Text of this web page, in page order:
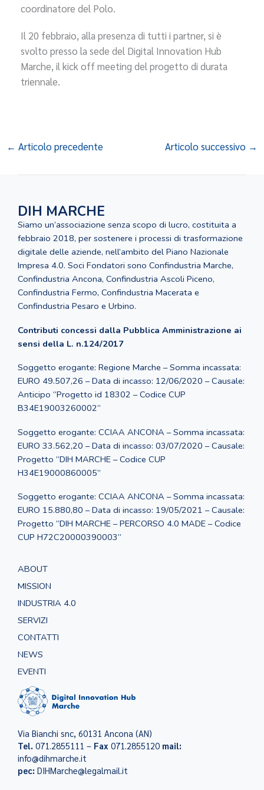
coordinatore del Polo.
Il 20 febbraio, alla presenza di tutti i partner, si è
svolto presso la sede del Digital Innovation Hub
Marche, il kick off meeting del progetto di durata
triennale.
← Articolo precedente Articolo successivo →
DIH MARCHE
Siamo un’associazione senza scopo di lucro, costituita a
febbraio 2018, per sostenere i processi di trasformazione
digitale delle aziende, nell’ambito del Piano Nazionale
Impresa 4.0. Soci Fondatori sono Confindustria Marche,
Confindustria Ancona, Confindustria Ascoli Piceno,
Confindustria Fermo, Confindustria Macerata e
Confindustria Pesaro e Urbino.
Contributi concessi dalla Pubblica Amministrazione ai
sensi della L. n.124/2017
Soggetto erogante: Regione Marche – Somma incassata:
EURO 49.507,26 – Data di incasso: 12/06/2020 – Causale:
Anticipo “Progetto id 18302 – Codice CUP
B34E19003260002”
Soggetto erogante: CCIAA ANCONA – Somma incassata:
EURO 33.562,20 – Data di incasso: 03/07/2020 – Causale:
Progetto “DIH MARCHE – Codice CUP
H34E19000860005”
Soggetto erogante: CCIAA ANCONA – Somma incassata:
EURO 15.880,80 – Data di incasso: 19/05/2021 – Causale:
Progetto “DIH MARCHE – PERCORSO 4.0 MADE – Codice
CUP H72C20000390003”
ABOUT
MISSION
INDUSTRIA 4.0
SERVIZI
CONTATTI
NEWS
EVENTI
Via Bianchi snc, 60131 Ancona (AN)
Tel. 071.2855111 – Fax 071.2855120 mail:
info@dihmarche.it
pec: DIHMarche@legalmail.it